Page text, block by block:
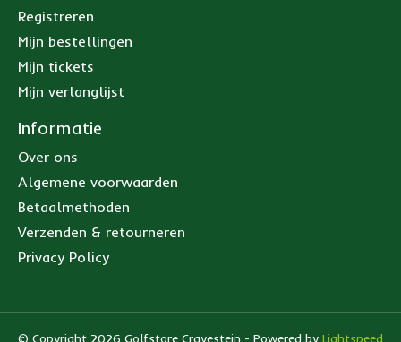
Registreren
Mijn bestellingen
Mijn tickets
Mijn verlanglijst
Informatie
Over ons
Algemene voorwaarden
Betaalmethoden
Verzenden & retourneren
Privacy Policy
© Copyright 2026 Golfstore Crayestein - Powered by Lightspeed